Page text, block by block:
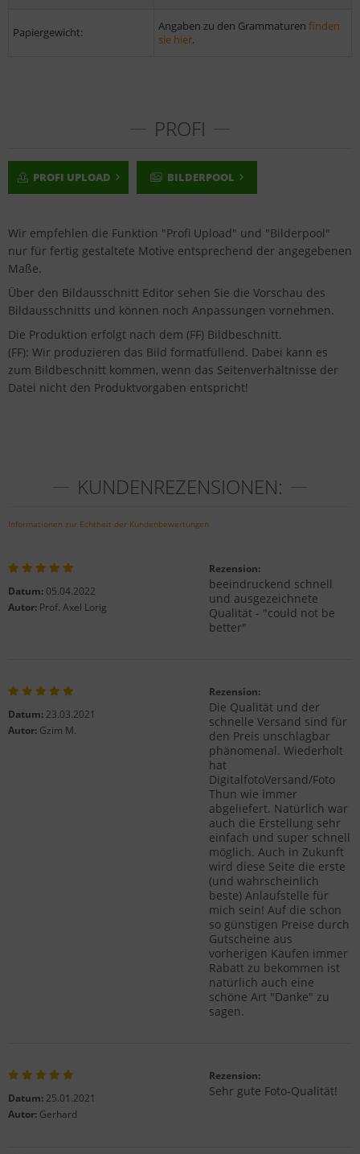
Papiergewicht: Angaben zu den Grammaturen finden
sie hier.
PROFI
PROFI UPLOAD BILDERPOOL
Wir empfehlen die Funktion "Profi Upload" und "Bilderpool"
nur für fertig gestaltete Motive entsprechend der angegebenen
Maße.
Über den Bildausschnitt Editor sehen Sie die Vorschau des
Bildausschnitts und können noch Anpassungen vornehmen.
Die Produktion erfolgt nach dem (FF) Bildbeschnitt.
(FF): Wir produzieren das Bild formatfüllend. Dabei kann es
zum Bildbeschnitt kommen, wenn das Seitenverhältnisse der
Datei nicht den Produktvorgaben entspricht!
KUNDENREZENSIONEN:
Informationen zur Echtheit der Kundenbewertungen
Datum: 05.04.2022
Autor: Prof. Axel Lorig
Rezension:
beeindruckend schnell
und ausgezeichnete
Qualität - "could not be
better"
Datum: 23.03.2021
Autor: Gzim M.
Rezension:
Die Qualität und der
schnelle Versand sind für
den Preis unschlagbar
phänomenal. Wiederholt
hat
DigitalfotoVersand/Foto
Thun wie immer
abgeliefert. Natürlich war
auch die Erstellung sehr
einfach und super schnell
möglich. Auch in Zukunft
wird diese Seite die erste
(und wahrscheinlich
beste) Anlaufstelle für
mich sein! Auf die schon
so günstigen Preise durch
Gutscheine aus
vorherigen Käufen immer
Rabatt zu bekommen ist
natürlich auch eine
schöne Art "Danke" zu
sagen.
Datum: 25.01.2021
Autor: Gerhard
Rezension:
Sehr gute Foto-Qualität!